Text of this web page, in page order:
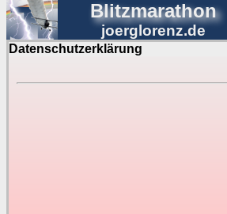
Datenschutzerklärung
Blitzmarathon
joerglorenz.de
Blitzmarathon
Luftfahrt